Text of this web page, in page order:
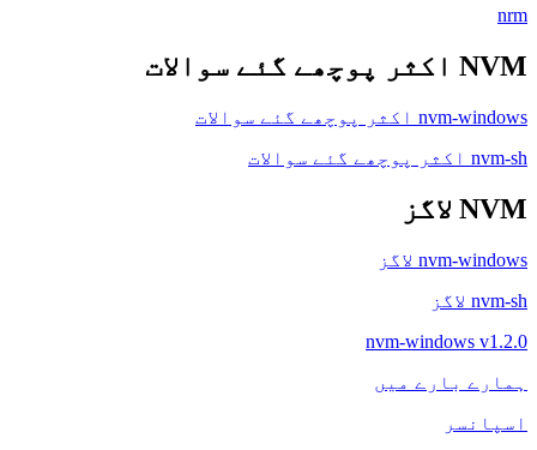
nrm
NVM اکثر پوچھے گئے سوالات
nvm-windows اکثر پوچھے گئے سوالات
nvm-sh اکثر پوچھے گئے سوالات
NVM لاگز
nvm-windows لاگز
nvm-sh لاگز
nvm-windows v1.2.0
ہمارے بارے میں
اسپانسر